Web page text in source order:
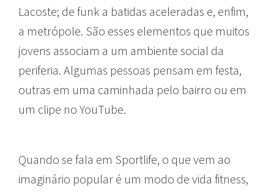
Lacoste; de funk a batidas aceleradas e, enfim,
a metrópole. São esses elementos que muitos
jovens associam a um ambiente social da
periferia. Algumas pessoas pensam em festa,
outras em uma caminhada pelo bairro ou em
um clipe no YouTube.
Quando se fala em Sportlife, o que vem ao
imaginário popular é um modo de vida fitness,